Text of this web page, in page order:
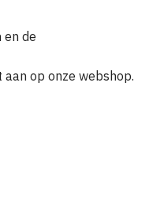
en de
op onze webshop.